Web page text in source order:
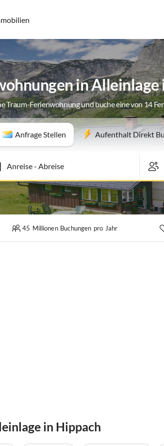
in Alleinlage
Traum-Ferienwohnung und buche eine von 14
Anfrage Stellen Aufenthalt Direkt
Anreise-Abreise
45 Millionen Buchungen pro Jahr
in Hippach